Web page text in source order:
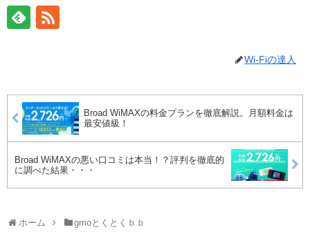
Wi-Fiの達人
Broad WiMAXの料金プランを徹底解説。月額料金は
最安値級！
Broad WiMAXの悪い口コミは本当！？評判を徹底的
に調べた結果・・・
ホーム gmoとくとくｂｂ